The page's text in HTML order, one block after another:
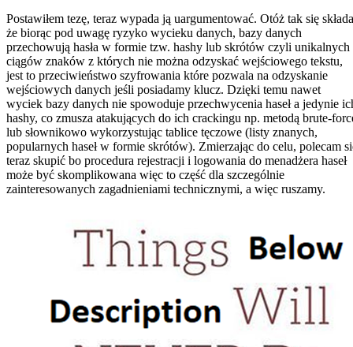
Postawiłem tezę, teraz wypada ją uargumentować. Otóż tak się składa
że biorąc pod uwagę ryzyko wycieku danych, bazy danych
przechowują hasła w formie tzw. hashy lub skrótów czyli unikalnych
ciągów znaków z których nie można odzyskać wejściowego tekstu,
jest to przeciwieństwo szyfrowania które pozwala na odzyskanie
wejściowych danych jeśli posiadamy klucz. Dzięki temu nawet
wyciek bazy danych nie spowoduje przechwycenia haseł a jedynie
hashy, co zmusza atakujących do ich crackingu np. metodą brute-
lub słownikowo wykorzystując tablice tęczowe (listy znanych,
popularnych haseł w formie skrótów). Zmierzając do celu, polecam
teraz skupić bo procedura rejestracji i logowania do menadżera haseł
może być skomplikowana więc to część dla szczególnie
zainteresowanych zagadnieniami technicznymi, a więc ruszamy.